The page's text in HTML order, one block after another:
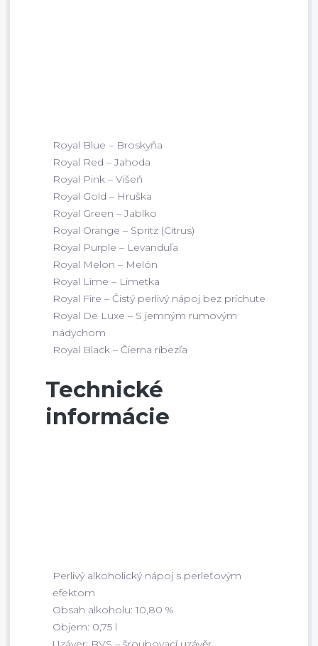
Royal Blue – Broskyňa
Royal Red – Jahoda
Royal Pink – Višeň
Royal Gold – Hruška
Royal Green – Jablko
Royal Orange – Spritz (Citrus)
Royal Purple – Levanduľa
Royal Melon – Melón
Royal Lime – Limetka
Royal Fire – Čistý perlivý nápoj bez príchute
Royal De Luxe – S jemným rumovým
nádychom
Royal Black – Čierna ríbezľa
Technické
informácie
Perlivý alkoholický nápoj s perleťovým
efektom
Obsah alkoholu: 10,80 %
Objem: 0,75 l